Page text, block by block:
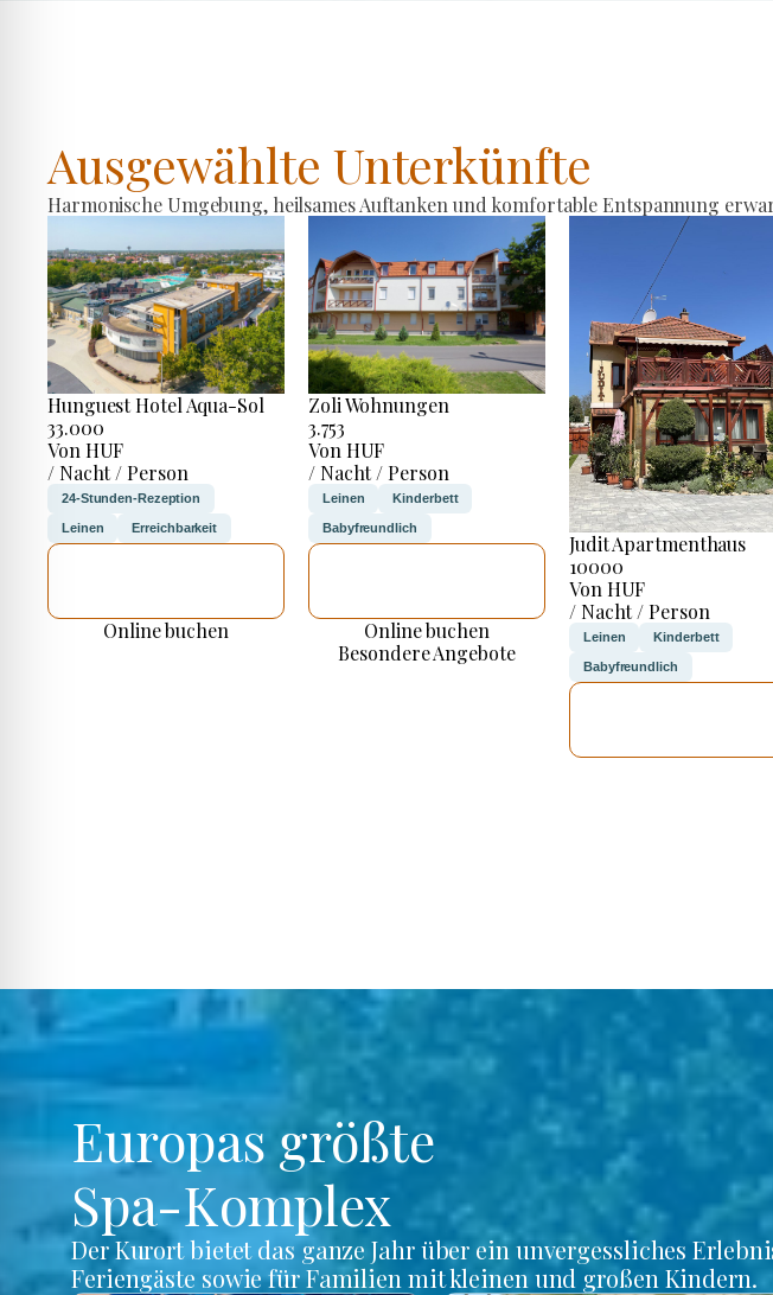
Ausgewählte Unterkünfte
Harmonische Umgebung, heilsames Auftanken und komfortable Entspannung
Hunguest Hotel Aqua-Sol
33.000
Von HUF
/ Nacht / Person
24-Stunden-Rezeption
Leinen Erreichbarkeit
Online buchen
Zoli Wohnungen
3.753
Von HUF
/ Nacht / Person
Leinen Kinderbett
Babyfreundlich
Online buchen
Besondere Angebote
Judit Apartmenthaus
10000
Von HUF
/ Nacht / Person
Leinen Kinderbett
Babyfreundlich
Europas größte
Spa-Komplex
Der Kurort bietet das ganze Jahr über ein unvergessliches
Feriengäste sowie für Familien mit kleinen und großen Kindern.